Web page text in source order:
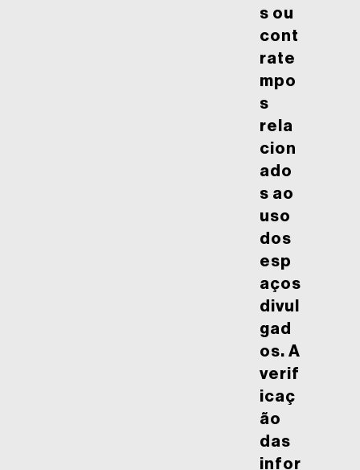
s ou
cont
rate
mpo
s
rela
cion
ado
s ao
uso
dos
esp
aços
divul
gad
os. A
verif
icaç
ão
das
infor